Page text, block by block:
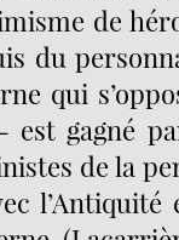
de
du
qui
est gagné
de la